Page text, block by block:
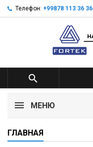
Телефон: +99878 113 36 36

МЕНЮ
ГЛАВНАЯ